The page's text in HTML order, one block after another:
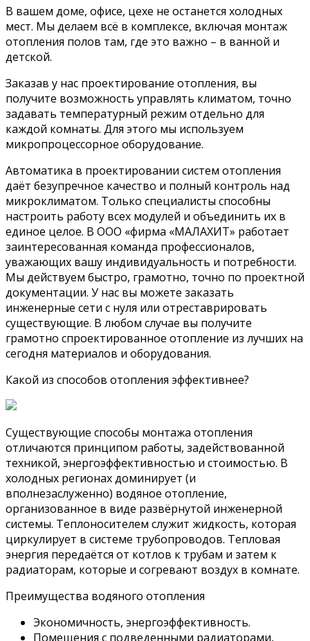
В вашем доме, офисе, цехе не останется холодных
мест. Мы делаем всё в комплексе, включая монтаж
отопления полов там, где это важно – в ванной и
детской.
Заказав у нас проектирование отопления, вы
получите возможность управлять климатом, точно
задавать температурный режим отдельно для
каждой комнаты. Для этого мы используем
микропроцессорное оборудование.
Автоматика в проектировании систем отопления
даёт безупречное качество и полный контроль над
микроклиматом. Только специалисты способны
настроить работу всех модулей и объединить их в
единое целое. В ООО «фирма «МАЛАХИТ» работает
заинтересованная команда профессионалов,
уважающих вашу индивидуальность и потребности.
Мы действуем быстро, грамотно, точно по проектной
документации. У нас вы можете заказать
инженерные сети с нуля или отреставрировать
существующие. В любом случае вы получите
грамотно спроектированное отопление из лучших на
сегодня материалов и оборудования.
Какой из способов отопления эффективнее?
Существующие способы монтажа отопления
отличаются принципом работы, задействованной
техникой, энергоэффективностью и стоимостью. В
холодных регионах доминирует (и
вполнезаслуженно) водяное отопление,
организованное в виде развёрнутой инженерной
системы. Теплоносителем служит жидкость, которая
циркулирует в системе трубопроводов. Тепловая
энергия передаётся от котлов к трубам и затем к
радиаторам, которые и согревают воздух в комнате.
Преимущества водяного отопления
Экономичность, энергоэффективность.
Помещения с подведенными радиаторами,